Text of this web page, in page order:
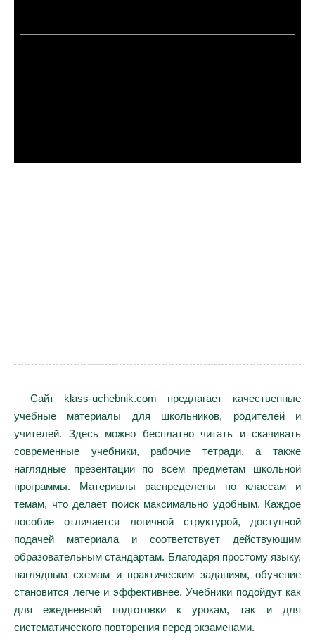
Сайт klass-uchebnik.com предлагает качественные
учебные материалы для школьников, родителей и
учителей. Здесь можно бесплатно читать и скачивать
современные учебники, рабочие тетради, а также
наглядные презентации по всем предметам школьной
программы. Материалы распределены по классам и
темам, что делает поиск максимально удобным. Каждое
пособие отличается логичной структурой, доступной
подачей материала и соответствует действующим
образовательным стандартам. Благодаря простому языку,
наглядным схемам и практическим заданиям, обучение
становится легче и эффективнее. Учебники подойдут как
для ежедневной подготовки к урокам, так и для
систематического повторения перед экзаменами.